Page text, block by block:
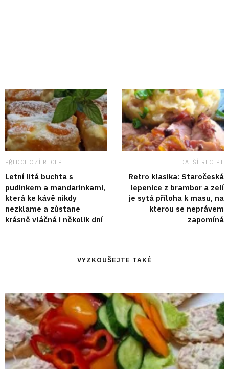
PŘEDCHOZÍ RECEPT
Letní litá buchta s
pudinkem a mandarinkami,
která ke kávě nikdy
nezklame a zůstane
krásně vláčná i několik dní
DALŠÍ RECEPT
Retro klasika: Staročeská
lepenice z brambor a zelí
je sytá příloha k masu, na
kterou se neprávem
zapomíná
VYZKOUŠEJTE TAKÉ